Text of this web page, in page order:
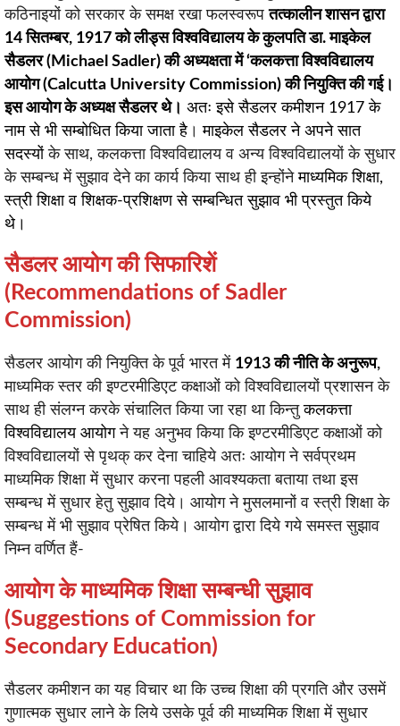
कठिनाइयों को सरकार के समक्ष रखा फलस्वरूपतत्कालीन शासन द्वारा
14 सितम्बर, 1917 को लीड्स विश्वविद्यालय के कुलपति डा. माइकेल
सैडलर (Michael Sadler) की अध्यक्षता में ‘कलकत्ता विश्वविद्यालय
आयोग (Calcutta University Commission) की नियुक्ति की गई।
इस आयोग के अध्यक्ष सैडलर थे। अतः इसेसैडलर कमीशन 1917 के
नाम से भी सम्बोधित किया जाता है ।माइकेल सैडलर ने अपने सात
सदस्योंके साथ, कलकत्ता विश्वविद्यालय व अन्य विश्वविद्यालयों के सुधार
के सम्बन्ध में सुझाव देने का कार्य किया साथ ही इन्होंनेमाध्यमिक शिक्षा,
स्त्री शिक्षा व शिक्षक-प्रशिक्षण से सम्बन्धित सुझाव भी प्रस्तुत किये
थे।
सैडलर आयोग की सिफारिशें
(Recommendations of Sadler
Commission)
सैडलर आयोग की नियुक्ति के पूर्व भारत में 1913 की नीति के अनुरूप,
माध्यमिक स्तर की इण्टरमीडिएट कक्षाओं को विश्वविद्यालयों प्रशासन के
साथ ही संलग्न करके संचालित किया जा रहा था किन्तुकलकत्ता
विश्वविद्यालय आयोगने यह अनुभव किया कि इण्टरमीडिएट कक्षाओं को
विश्वविद्यालयों से पृथक् कर देना चाहिये अतः आयोग ने सर्वप्रथम
माध्यमिक शिक्षा में सुधार करना पहली आवश्यकता बताया तथा इस
सम्बन्ध में सुधार हेतु सुझाव दिये। आयोग ने मुसलमानों व स्त्री शिक्षा के
सम्बन्ध में भी सुझाव प्रेषित किये। आयोग द्वारा दिये गये समस्त सुझाव
निम्न वर्णित हैं-
आयोग के माध्यमिक शिक्षा सम्बन्धी सुझाव
(Suggestions of Commission for
Secondary Education)
सैडलर कमीशन का यह विचार था कि उच्च शिक्षा की प्रगति और उसमें
गुणात्मक सुधार लाने के लिये उसके पूर्व की माध्यमिक शिक्षा में सुधार